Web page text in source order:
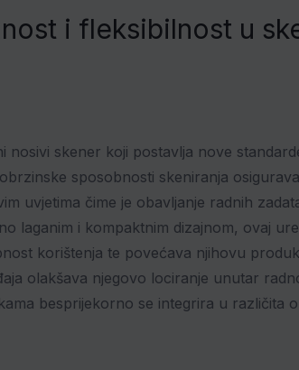
i fleksibilnost u
nosivi skener koji postavlja nove
sposobnosti skeniranja
uvjetima čime je obavljanje radnih
laganim i kompaktnim dizajnom, ovaj
korištenja te povećava njihovu
olakšava njegovo lociranje unutar
besprijekorno se integrira u različita